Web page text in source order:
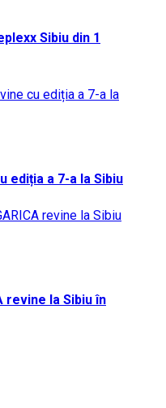
Sibiu din 1
ediția a 7-a la Sibiu
revine la Sibiu în